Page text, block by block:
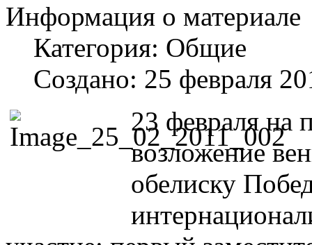
Информация о материале
Категория: Общие
Создано: 25 февраля
23 февраля на
возложение
обелиску